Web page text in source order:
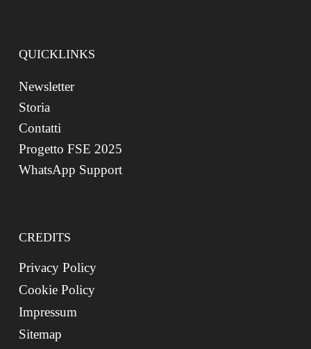
QUICKLINKS
Newsletter
Storia
Contatti
Progetto FSE 2025
WhatsApp Support
CREDITS
Privacy Policy
Cookie Policy
Impressum
Sitemap